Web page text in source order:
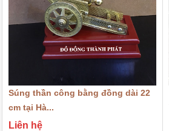
- Tên sản phẩm:Quà tặng Thuyền Mạ
- Chất liệu: Sử dụng loại đồng vàng
- Phương pháp sản xuất: đúc đồng
được hoàn thành quy trình đúc, mô
phủ vàng ròng cao cấp lên toàn bộ bề
- Màu sắc : Mạ vàng 24k tinh xảo.
- Kích thước : Cao 20 cm dài 30 cm
Súng thần công bằng đồng dài 22
cm tại Hà...
Liên hệ